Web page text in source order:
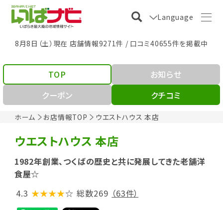
Language
8月8日（土）現在 店舗情報9271件 / 口コミ40655件を掲載中
ホーム お店情報TOP ウエストハウス 本店
TOP
お知らせ
クーポン
クチコミ
ウエストハウス 本店
1982年創業、つくばの歴史と共に発展してきた老舗洋
食屋☆
4.3 ★★★★☆ 総数269 （63件）